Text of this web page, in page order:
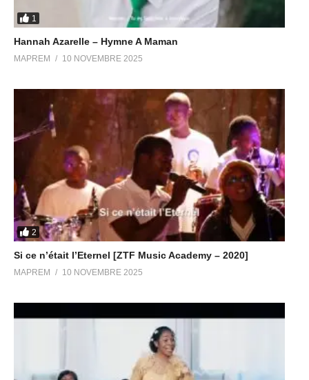
1
Hannah Azarelle – Hymne A Maman
MAPREM 10 NOVEMBRE 2025
2
Si ce n’était l’Eternel [ZTF Music Academy – 2020]
MAPREM 10 NOVEMBRE 2025